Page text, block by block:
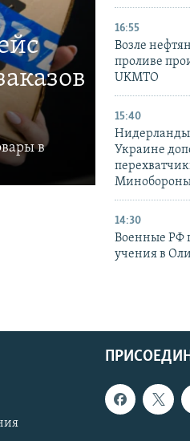
в
16:55
Возле
проливе
UKMTO
15:40
Нидерланды
Украине
14:30
Военные РФ
учения в